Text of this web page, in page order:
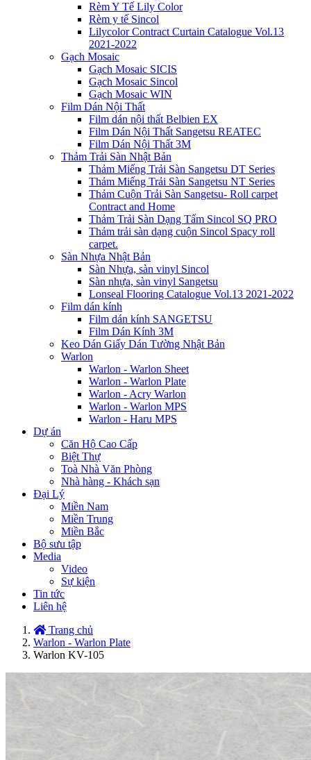
Rèm Y Tế Lily Color
Rèm y tế Sincol
Lilycolor Contract Curtain Catalogue Vol.13
2021-2022
Gạch Mosaic
Gạch Mosaic SICIS
Gạch Mosaic Sincol
Gạch Mosaic WIN
Film Dán Nội Thất
Film dán nội thất Belbien EX
Film Dán Nội Thất Sangetsu REATEC
Film Dán Nội Thất 3M
Thảm Trải Sàn Nhật Bản
Thảm Miếng Trải Sàn Sangetsu DT Series
Thảm Miếng Trải Sàn Sangetsu NT Series
Thảm Cuộn Trải Sàn Sangetsu- Roll carpet
Contract and Home
Thảm Trải Sàn Dạng Tấm Sincol SQ PRO
Thảm trải sàn dạng cuộn Sincol Spacy roll
carpet.
Sàn Nhựa Nhật Bản
Sàn Nhựa, sàn vinyl Sincol
Sàn nhựa, sàn vinyl Sangetsu
Lonseal Flooring Catalogue Vol.13 2021-2022
Film dán kính
Film dán kính SANGETSU
Film Dán Kính 3M
Keo Dán Giấy Dán Tường Nhật Bản
Warlon
Warlon - Warlon Sheet
Warlon - Warlon Plate
Warlon - Acry Warlon
Warlon - Warlon MPS
Warlon - Haru MPS
Dự án
Căn Hộ Cao Cấp
Biệt Thự
Toà Nhà Văn Phòng
Nhà hàng - Khách sạn
Đại Lý
Miền Nam
Miền Trung
Miền Bắc
Bộ sưu tập
Media
Video
Sự kiện
Tin tức
Liên hệ
Trang chủ
Warlon - Warlon Plate
Warlon KV-105